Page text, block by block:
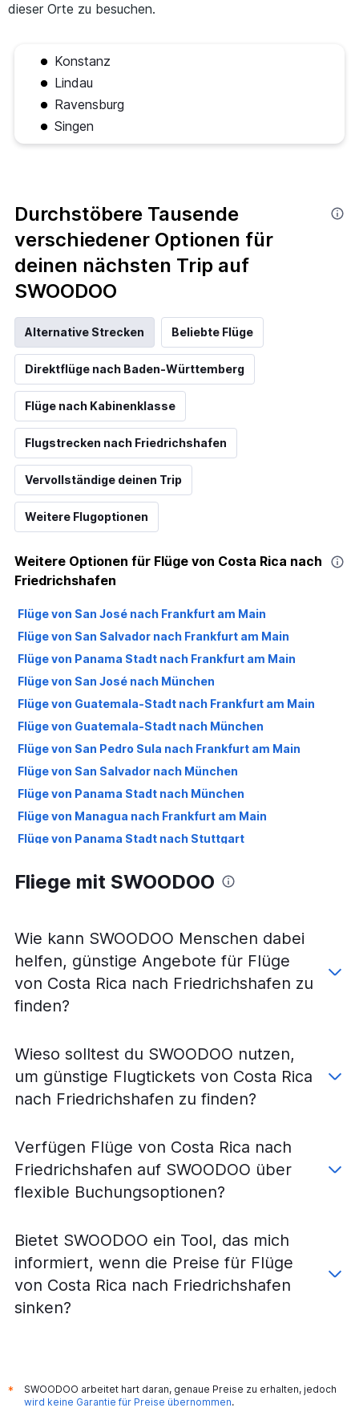
dieser Orte zu besuchen.
Konstanz
Lindau
Ravensburg
Singen
Durchstöbere Tausende
verschiedener Optionen für
deinen nächsten Trip auf
SWOODOO
Alternative Strecken Beliebte Flüge
Direktflüge nach Baden-Württemberg
Flüge nach Kabinenklasse
Flugstrecken nach Friedrichshafen
Vervollständige deinen Trip
Weitere Flugoptionen
Weitere Optionen für Flüge von Costa Rica nach
Friedrichshafen
Flüge von San José nach Frankfurt am Main
Flüge von San Salvador nach Frankfurt am Main
Flüge von Panama Stadt nach Frankfurt am Main
Flüge von San José nach München
Flüge von Guatemala-Stadt nach Frankfurt am Main
Flüge von Guatemala-Stadt nach München
Flüge von San Pedro Sula nach Frankfurt am Main
Flüge von San Salvador nach München
Flüge von Panama Stadt nach München
Flüge von Managua nach Frankfurt am Main
Flüge von Panama Stadt nach Stuttgart
Flüge von San José nach Stuttgart
Flüge von Liberia nach Frankfurt am Main
Main
Flüge von Tegucigalpa nach Frankfurt am Main
Flüge von Panama Stadt nach Karlsruhe
Flüge von Tegucigalpa nach München
Flüge von Guatemala-Stadt nach Stuttgart
Flüge von Liberia nach Stuttgart
Flüge von Panama Stadt nach Friedrichshafen
Fliege mit SWOODOO
Wie kann SWOODOO Menschen dabei
helfen, günstige Angebote für Flüge
von Costa Rica nach Friedrichshafen zu
finden?
Wieso solltest du SWOODOO nutzen,
um günstige Flugtickets von Costa Rica
nach Friedrichshafen zu finden?
Verfügen Flüge von Costa Rica nach
Friedrichshafen auf SWOODOO über
flexible Buchungsoptionen?
Bietet SWOODOO ein Tool, das mich
informiert, wenn die Preise für Flüge
von Costa Rica nach Friedrichshafen
sinken?
*
SWOODOO arbeitet hart daran, genaue Preise zu erhalten, jedoch
wird keine Garantie für Preise übernommen.